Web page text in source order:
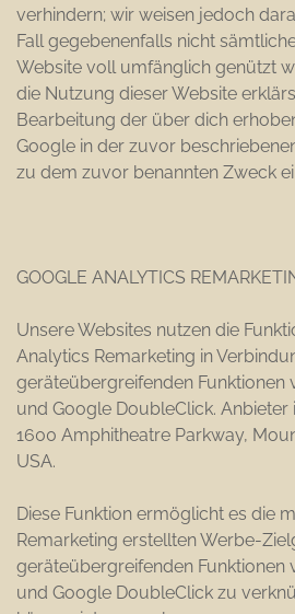
verhindern; wir weisen jedoch
Fall gegebenenfalls nicht
Website voll umfänglich genützt
die Nutzung dieser Website
Bearbeitung der über dich
Google in der zuvor
zu dem zuvor benannten Zweck
GOOGLE ANALYTICS
Unsere Websites nutzen die
Analytics Remarketing in
geräteübergreifenden Funktionen
und Google DoubleClick. Anbieter
1600 Amphitheatre Parkway,
USA.
Diese Funktion ermöglicht es die
Remarketing erstellten Werbe-
geräteübergreifenden Funktionen
und Google DoubleClick zu